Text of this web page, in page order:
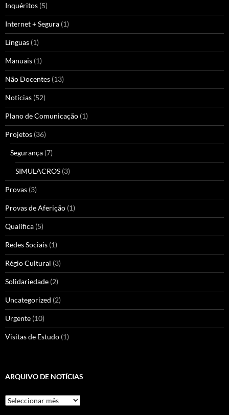
Inquéritos (5)
Internet + Segura (1)
Línguas (1)
Manuais (1)
Não Docentes (13)
Notícias (52)
Plano de Comunicação (1)
Projetos (36)
Segurança (7)
SIMULACROS (3)
Provas (3)
Provas de Aferição (1)
Qualifica (5)
Redes Sociais (1)
Régio Cultural (3)
Solidariedade (2)
Uncategorized (2)
Urgente (10)
Visitas de Estudo (1)
ARQUIVO DE NOTÍCIAS
Arquivo
de